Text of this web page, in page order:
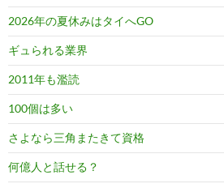
2026年の夏休みはタイへGO
ギュられる業界
2011年も濫読
100個は多い
さよなら三角またきて資格
何億人と話せる？